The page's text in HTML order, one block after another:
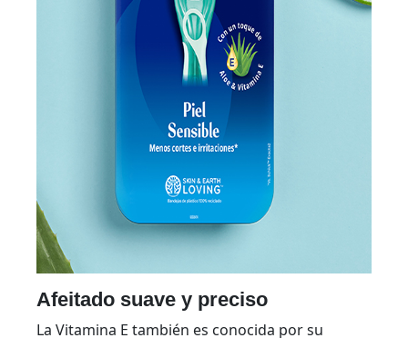
Afeitado suave y preciso
La Vitamina E también es conocida por su